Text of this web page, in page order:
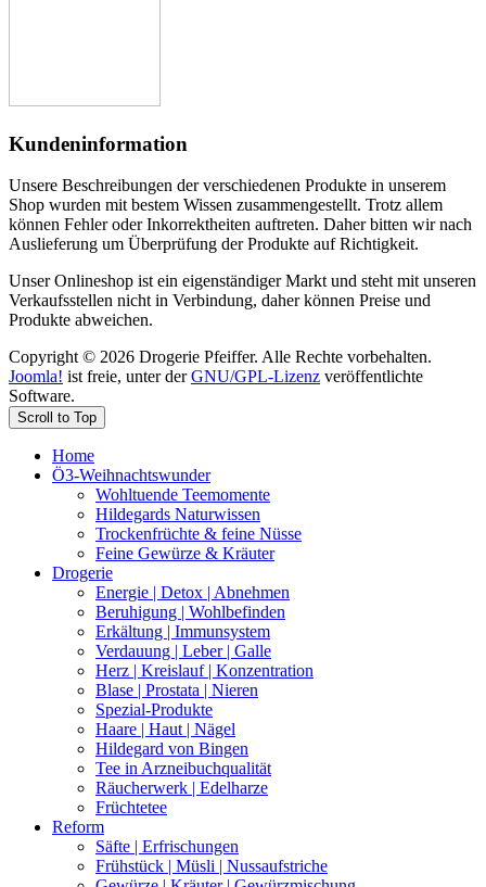
Kundeninformation
Unsere Beschreibungen der verschiedenen Produkte in unserem
Shop wurden mit bestem Wissen zusammengestellt. Trotz allem
können Fehler oder Inkorrektheiten auftreten. Daher bitten wir nach
Auslieferung um Überprüfung der Produkte auf Richtigkeit.
Unser Onlineshop ist ein eigenständiger Markt und steht mit unseren
Verkaufsstellen nicht in Verbindung, daher können Preise und
Produkte abweichen.
Copyright © 2026 Drogerie Pfeiffer. Alle Rechte vorbehalten.
Joomla! ist freie, unter derGNU/GPL-Lizenz veröffentlichte
Software.
Scroll to Top
Home
Ö3-Weihnachtswunder
Wohltuende Teemomente
Hildegards Naturwissen
Trockenfrüchte & feine Nüsse
Feine Gewürze & Kräuter
Drogerie
Energie | Detox | Abnehmen
Beruhigung | Wohlbefinden
Erkältung | Immunsystem
Verdauung | Leber | Galle
Herz | Kreislauf | Konzentration
Blase | Prostata | Nieren
Spezial-Produkte
Haare | Haut | Nägel
Hildegard von Bingen
Tee in Arzneibuchqualität
Räucherwerk | Edelharze
Früchtetee
Reform
Säfte | Erfrischungen
Frühstück | Müsli | Nussaufstriche